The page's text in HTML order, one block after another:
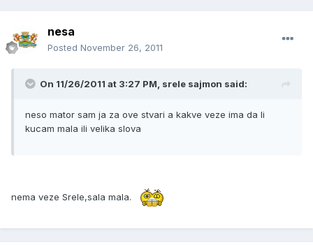
nesa
Posted November 26, 2011
On 11/26/2011 at 3:27 PM, srele sajmon said:
neso mator sam ja za ove stvari a kakve veze ima da li
kucam mala ili velika slova
nema veze Srele,sala mala.